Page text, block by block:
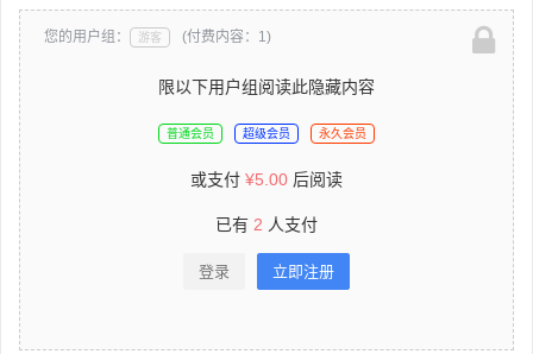
您的用户组： 游客 (付费内容：1)
限以下用户组阅读此隐藏内容
普通会员 超级会员 永久会员
或支付 ¥5.00 后阅读
已有 2 人支付
登录 立即注册